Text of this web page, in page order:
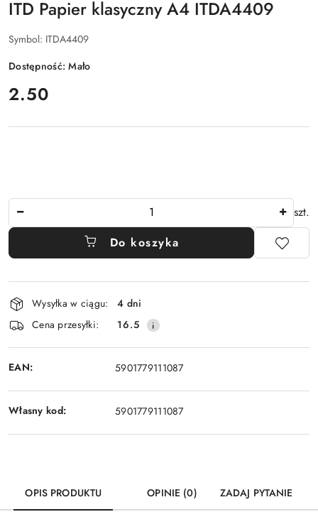
ITD Papier klasyczny A4 ITDA4409
Symbol: ITDA4409
Dostępność:Mało
cena:
2.50
szt.
Do koszyka
Dostępność
i
dostawa
Wysyłka w ciągu:
4 dni
Cena przesyłki:
16.5
EAN: 5901779111087
Własny kod: 5901779111087
OPIS PRODUKTU OPINIE (0) ZADAJ PYTANIE